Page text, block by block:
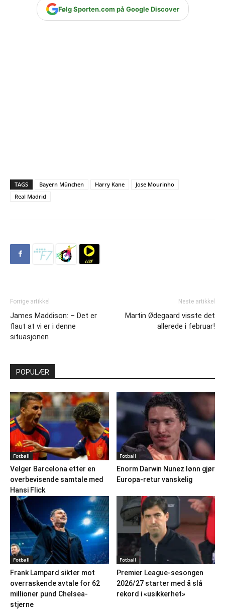
Følg Sporten.com på Google Discover
TAGS Bayern München Harry Kane
Jose Mourinho
Real Madrid
Forrige artikkel
James Maddison: – Det er
flaut at vi er i denne
situasjonen
Neste artikkel
Martin Ødegaard visste det
allerede i februar!
POPULÆR
Fotball
Velger Barcelona etter en
overbevisende samtale med
Hansi Flick
Fotball
Enorm Darwin Nunez lønn gjør
Europa-retur vanskelig
Fotball
Frank Lampard sikter mot
overraskende avtale for 62
millioner pund Chelsea-
stjerne
Fotball
Premier League-sesongen
2026/27 starter med å slå
rekord i «usikkerhet»